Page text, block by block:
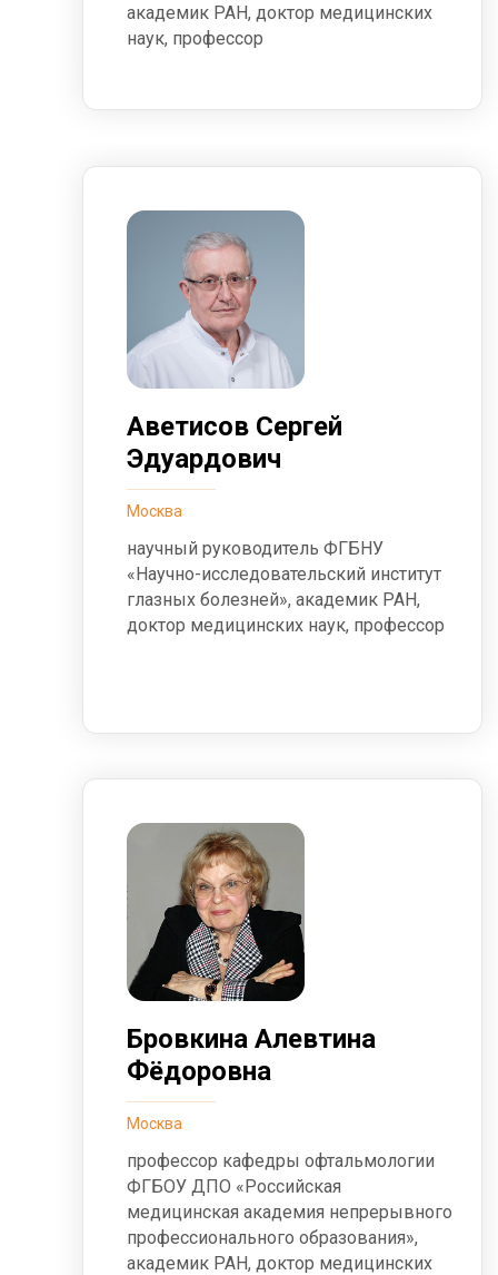
академик РАН, доктор медицинских
наук, профессор
Аветисов Сергей
Эдуардович
Москва
научный руководитель ФГБНУ
«Научно-исследовательский институт
глазных болезней», академик РАН,
доктор медицинских наук, профессор
Бровкина Алевтина
Фёдоровна
Москва
профессор кафедры офтальмологии
ФГБОУ ДПО «Российская
медицинская академия непрерывного
профессионального образования»,
академик РАН, доктор медицинских